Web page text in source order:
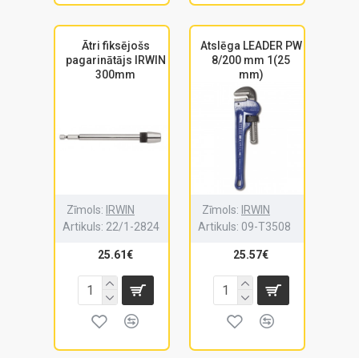
Ātri fiksējošs
pagarinātājs IRWIN
300mm
Zīmols: IRWIN
Artikuls: 22/1-2824
25.61€
Atslēga LEADER PW
8/200 mm 1(25
mm)
Zīmols: IRWIN
Artikuls: 09-T3508
25.57€